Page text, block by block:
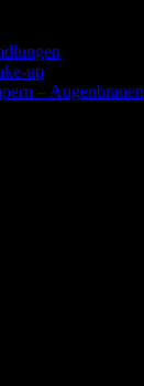
up
– Augenbrauen